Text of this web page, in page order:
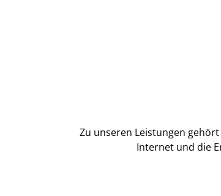
Zu unseren Leistungen
Internet und die